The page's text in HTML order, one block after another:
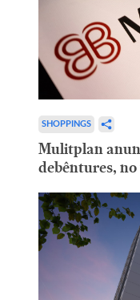
SHOPPINGS
Mulitplan
debêntures,